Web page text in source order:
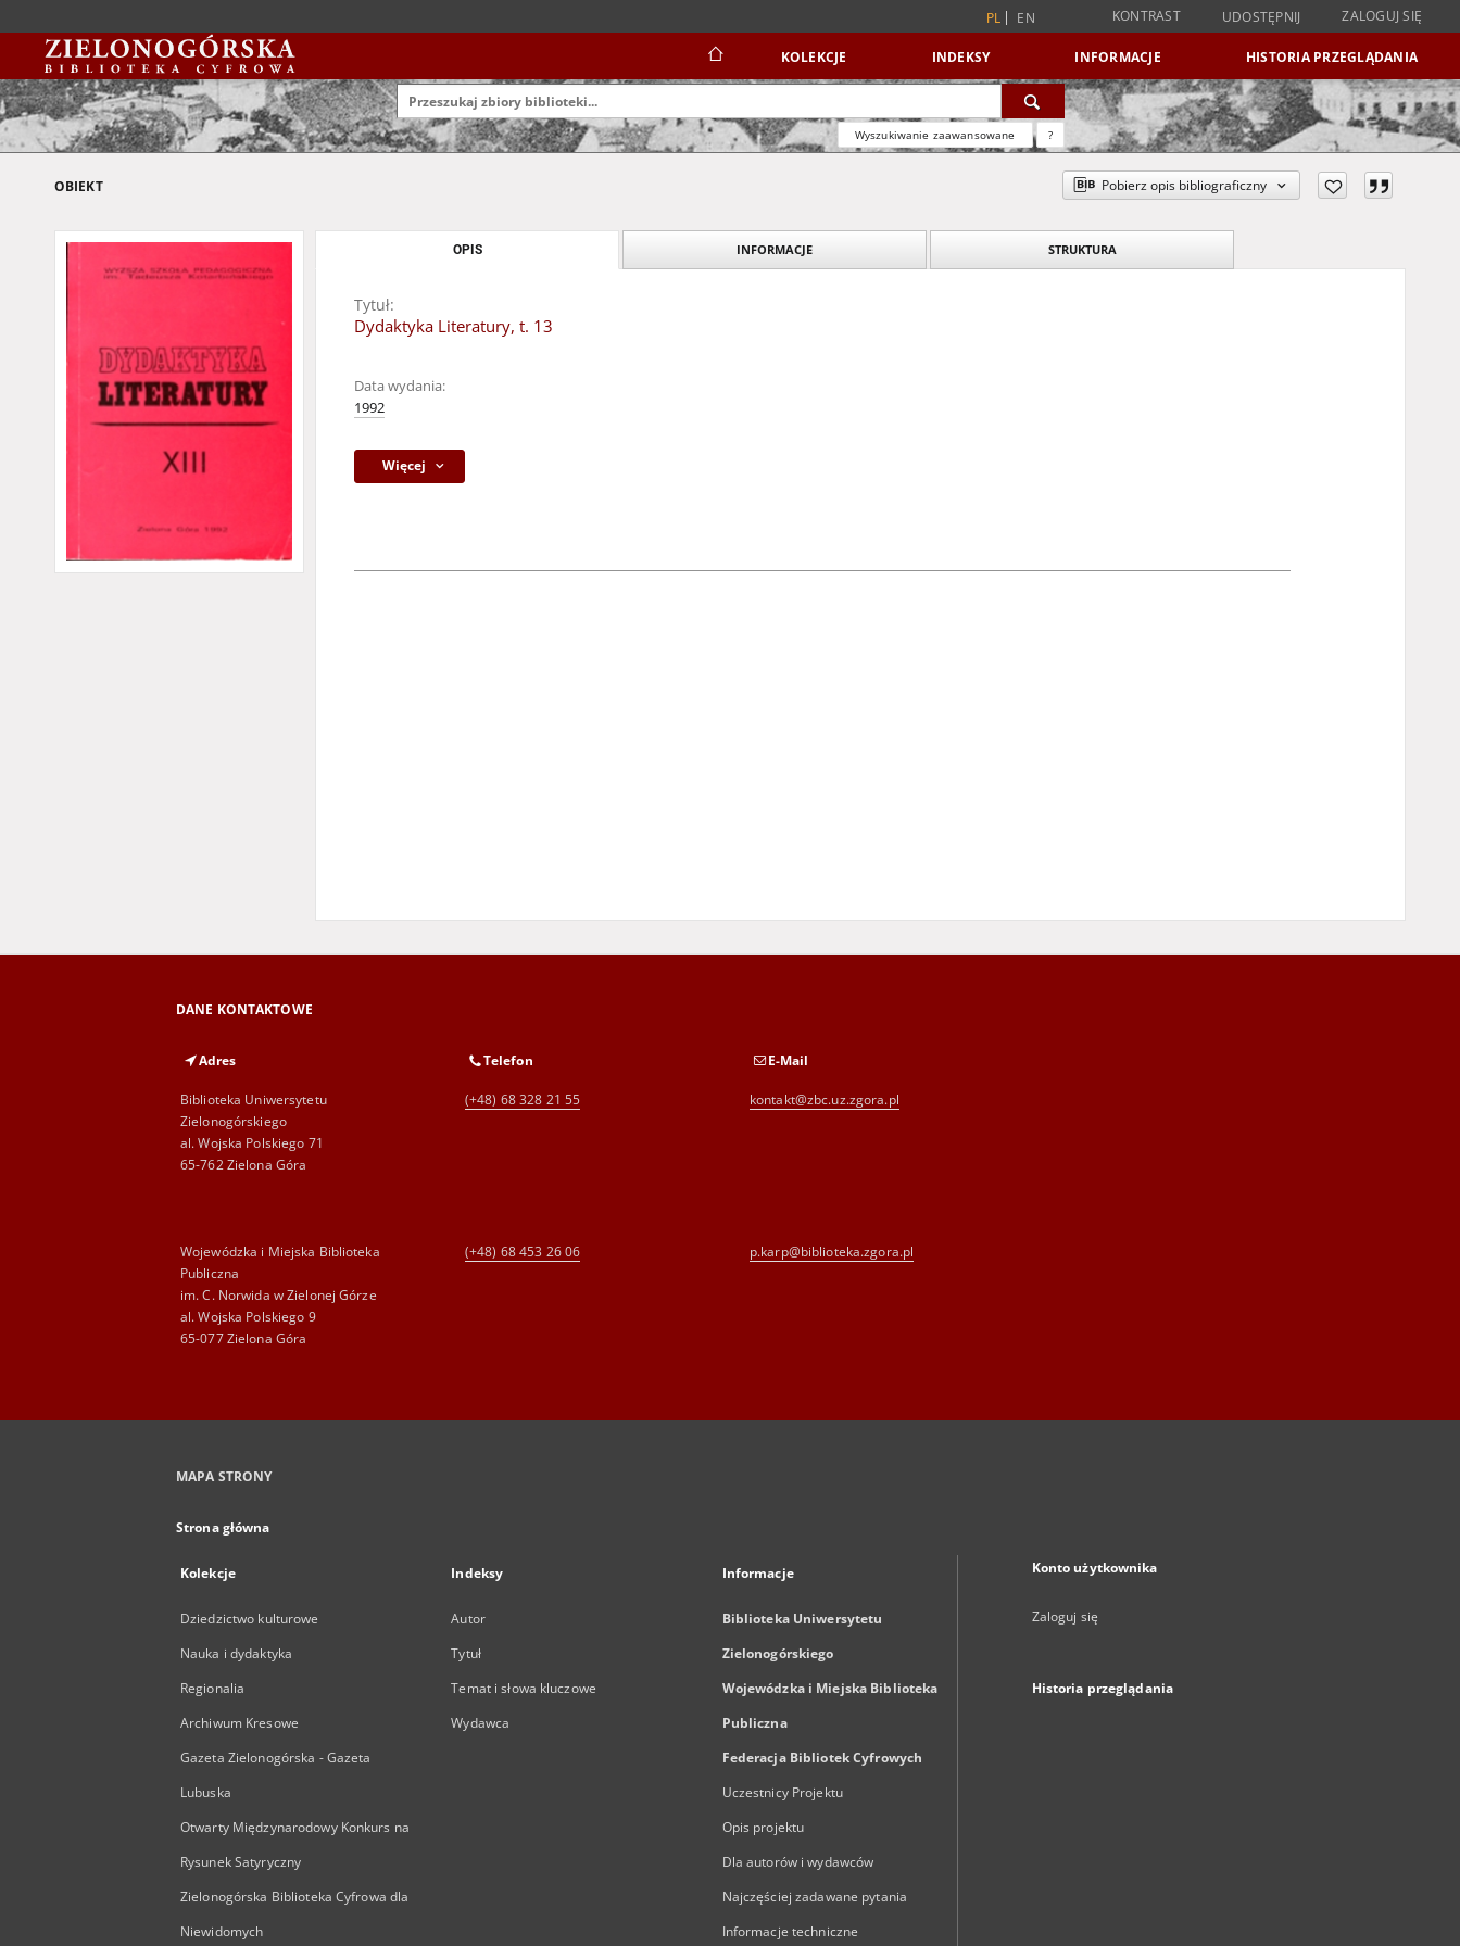
PL EN KONTRAST UDOSTĘPNIJ ZALOGUJ SIĘ
KOLEKCJE INDEKSY INFORMACJE HISTORIA PRZEGLĄDANIA
Wyszukiwanie zaawansowane ?
OBIEKT Pobierz opis bibliograficzny
OPIS INFORMACJE STRUKTURA
Tytuł:
Dydaktyka Literatury, t. 13
Data wydania:
1992
Więcej
DANE KONTAKTOWE
Adres
Biblioteka Uniwersytetu
Zielonogórskiego
al. Wojska Polskiego 71
65-762 Zielona Góra
Telefon
(+48) 68 328 21 55
E-Mail
kontakt@zbc.uz.zgora.pl
Wojewódzka i Miejska Biblioteka
Publiczna
im. C. Norwida w Zielonej Górze
al. Wojska Polskiego 9
65-077 Zielona Góra
(+48) 68 453 26 06 p.karp@biblioteka.zgora.pl
MAPA STRONY
Strona główna
Kolekcje
Dziedzictwo kulturowe
Nauka i dydaktyka
Regionalia
Archiwum Kresowe
Gazeta Zielonogórska - Gazeta
Lubuska
Otwarty Międzynarodowy Konkurs na
Rysunek Satyryczny
Zielonogórska Biblioteka Cyfrowa dla
Niewidomych
Indeksy
Autor
Tytuł
Temat i słowa kluczowe
Wydawca
Informacje
Biblioteka Uniwersytetu
Zielonogórskiego
Wojewódzka i Miejska Biblioteka
Publiczna
Federacja Bibliotek Cyfrowych
Uczestnicy Projektu
Opis projektu
Dla autorów i wydawców
Najczęściej zadawane pytania
Informacje techniczne
Konto użytkownika
Zaloguj się
Historia przeglądania